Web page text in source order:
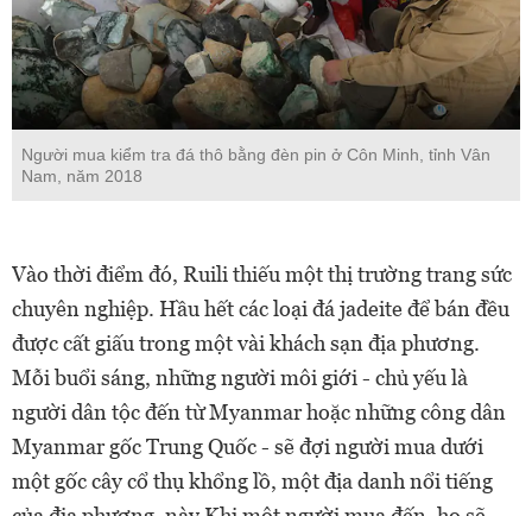
Người mua kiểm tra đá thô bằng đèn pin ở Côn Minh, tỉnh Vân
Nam, năm 2018
Vào thời điểm đó, Ruili thiếu một thị trường trang sức
chuyên nghiệp. Hầu hết các loại đá jadeite để bán đều
được cất giấu trong một vài khách sạn địa phương.
Mỗi buổi sáng, những người môi giới - chủ yếu là
người dân tộc đến từ Myanmar hoặc những công dân
Myanmar gốc Trung Quốc - sẽ đợi người mua dưới
một gốc cây cổ thụ khổng lồ, một địa danh nổi tiếng